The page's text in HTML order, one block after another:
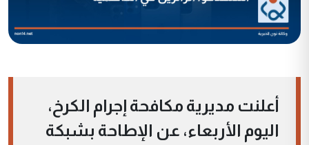
أعلنت مديرية مكافحة إجرام الكرخ،
اليوم الأربعاء، عن الإطاحة بشبكة